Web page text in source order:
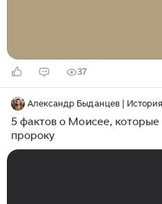
37
5 фактов о Моисее,
пророку